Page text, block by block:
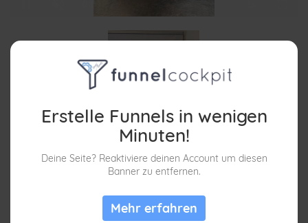
Erstelle Funnels in wenigen
Minuten!
Deine Seite? Reaktiviere deinen Account um diesen
Banner zu entfernen.
Mehr erfahren